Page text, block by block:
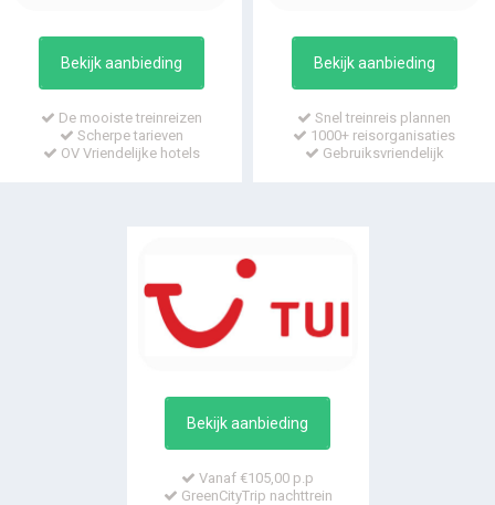
Bekijk aanbieding
De mooiste treinreizen
Scherpe tarieven
OV Vriendelijke hotels
Bekijk aanbieding
Snel treinreis plannen
1000+ reisorganisaties
Gebruiksvriendelijk
Bekijk aanbieding
Vanaf €105,00 p.p
GreenCityTrip nachttrein